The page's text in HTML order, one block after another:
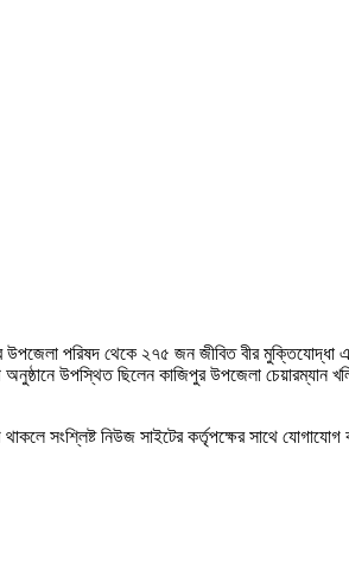
পরিষদ থেকে ২৭৫ জন জীবিত বীর মুক্তিযোদ্ধা
উপস্থিত ছিলেন কাজিপুর উপজেলা চেয়ারম্যান
সংশ্লিষ্ট নিউজ সাইটের কর্তৃপক্ষের সাথে